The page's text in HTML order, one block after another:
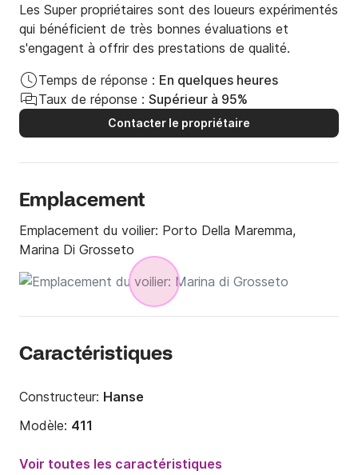
Les Super propriétaires sont des loueurs expérimentés
qui bénéficient de très bonnes évaluations et
s'engagent à offrir des prestations de qualité.
Temps de réponse : En quelques heures
Taux de réponse : Supérieur à 95%
Contacter le propriétaire
Emplacement
Emplacement du voilier: Porto Della Maremma,
Marina Di Grosseto
Caractéristiques
Constructeur: Hanse
Modèle: 411
Année:
2003 (Rénové en 2024)
Voir toutes les caractéristiques